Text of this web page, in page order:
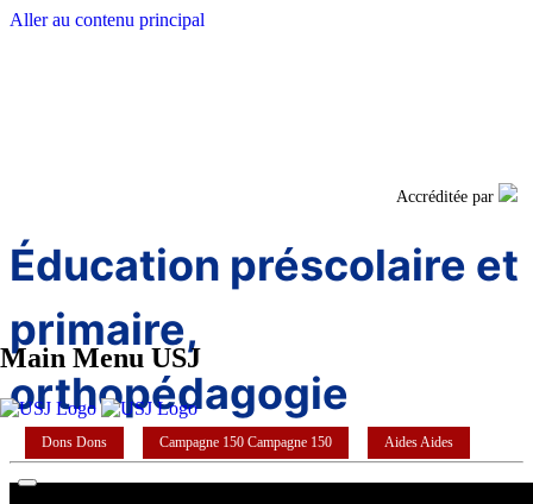
Aller au contenu principal
Accréditée par
Main Menu USJ
Dons Dons Campagne 150 Campagne 150 AidesAides
Éducation préscolaire et
primaire,
orthopédagogie